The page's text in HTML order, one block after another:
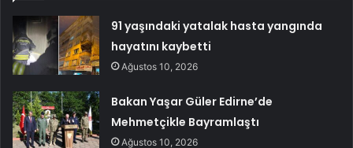
91 yaşındaki yatalak hasta yangında
hayatını kaybetti
Ağustos 10, 2026
Bakan Yaşar Güler Edirne’de
Mehmetçikle Bayramlaştı
Ağustos 10, 2026